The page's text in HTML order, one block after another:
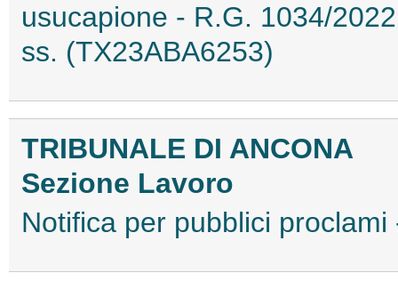
usucapione - R.G. 1034/
ss. (TX23ABA6253)
TRIBUNALE DI ANCONA
Sezione Lavoro
Notifica per pubblici